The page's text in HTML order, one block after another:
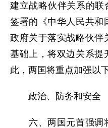
建立战略伙伴关系的联
签署的《中华人民共和
政府关于落实战略伙伴
基础上，将双边关系提
此，两国将重点加强以
政治、防务和安全
六、两国元首强调